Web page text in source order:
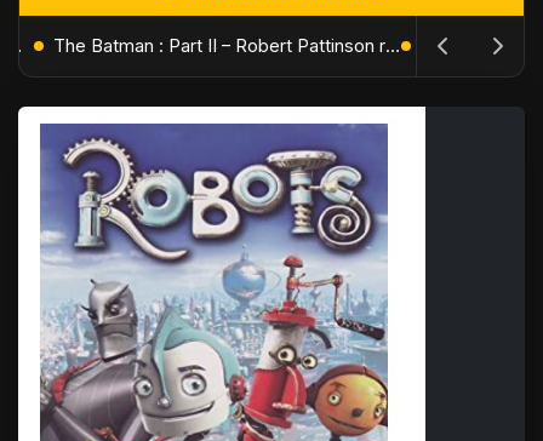
L'Âge de Glace : Le Réveil du Volcan – Manny, Sid et Diego de retour pour une aventure explosive The Batman : Part II – Robert Pattinson replonge dans les ténèbres de Gotham dès octobre 2027